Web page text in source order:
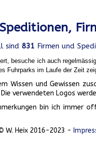
sind 831 Firmen und
besuche ich auch
Fuhrparks im Laufe der Zeit
Wissen und Gewissen
verwendeten Logos
bin ich
W. Heix 2016-2023 -